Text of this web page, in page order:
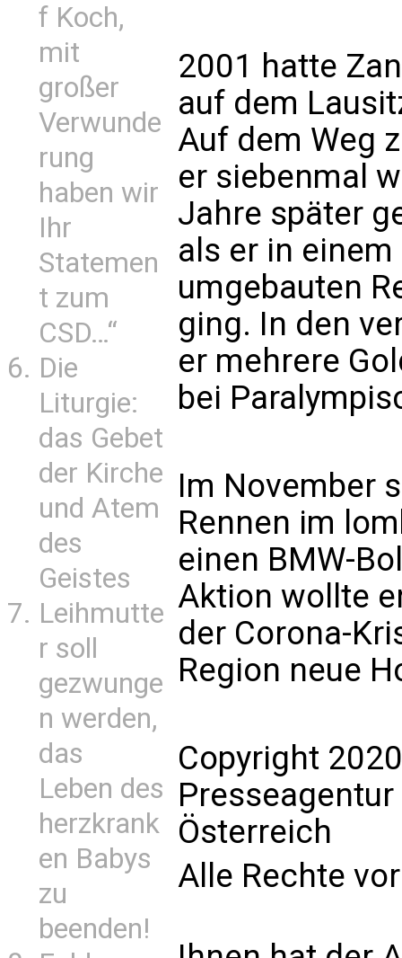
f Koch,
mit
großer
Verwunde
rung
haben wir
Ihr
Statemen
t zum
CSD…“
Die
Liturgie:
das Gebet
der Kirche
und Atem
des
Geistes
Leihmutte
r soll
gezwunge
n werden,
das
Leben des
herzkrank
en Babys
zu
beenden!
2001 hatte
auf dem
Auf dem Weg
er siebenmal
Jahre später
als er in
umgebauten
ging. In den
er mehrere
bei
Im November
Rennen im
einen BMW-
Aktion wollte
der Corona-
Region neue
Copyright
Presseagentur
Österreich
Alle Rechte